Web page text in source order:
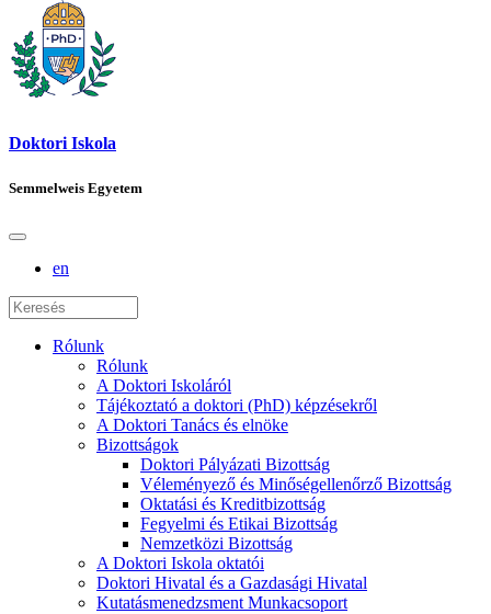
Doktori Iskola
Semmelweis Egyetem
en
Rólunk
Rólunk
A Doktori Iskoláról
Tájékoztató a doktori (PhD) képzésekről
A Doktori Tanács és elnöke
Bizottságok
Doktori Pályázati Bizottság
Véleményező és Minőségellenőrző Bizottság
Oktatási és Kreditbizottság
Fegyelmi és Etikai Bizottság
Nemzetközi Bizottság
A Doktori Iskola oktatói
Doktori Hivatal és a Gazdasági Hivatal
Kutatásmenedzsment Munkacsoport